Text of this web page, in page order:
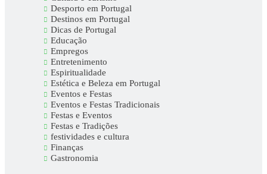
Desporto em Portugal
Destinos em Portugal
Dicas de Portugal
Educação
Empregos
Entretenimento
Espiritualidade
Estética e Beleza em Portugal
Eventos e Festas
Eventos e Festas Tradicionais
Festas e Eventos
Festas e Tradições
festividades e cultura
Finanças
Gastronomia